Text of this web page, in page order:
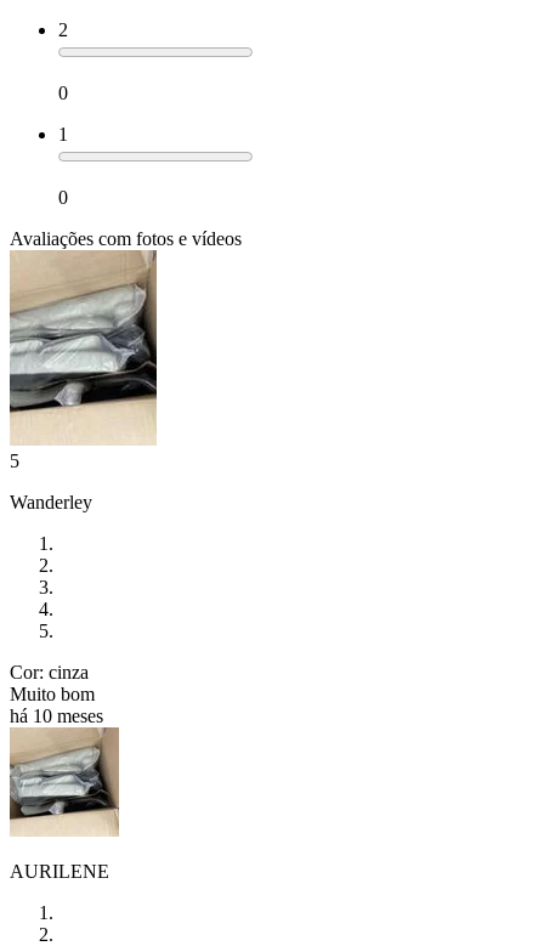
2
0
1
0
Avaliações com fotos e vídeos
5
Wanderley
Cor: cinza
Muito bom
há 10 meses
AURILENE